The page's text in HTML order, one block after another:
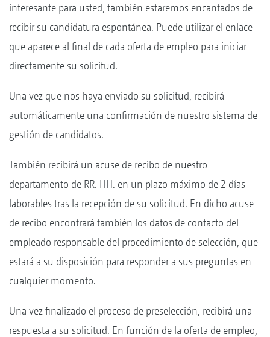
interesante para usted, también estaremos encantados de
recibir su candidatura espontánea. Puede utilizar el enlace
que aparece al final de cada oferta de empleo para iniciar
directamente su solicitud.
Una vez que nos haya enviado su solicitud, recibirá
automáticamente una confirmación de nuestro sistema de
gestión de candidatos.
También recibirá un acuse de recibo de nuestro
departamento de RR. HH. en un plazo máximo de 2 días
laborables tras la recepción de su solicitud. En dicho acuse
de recibo encontrará también los datos de contacto del
empleado responsable del procedimiento de selección, que
estará a su disposición para responder a sus preguntas en
cualquier momento.
Una vez finalizado el proceso de preselección, recibirá una
respuesta a su solicitud. En función de la oferta de empleo,